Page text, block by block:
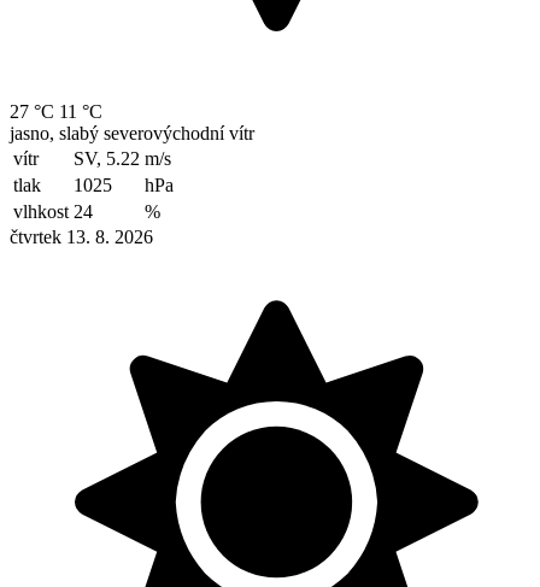
27 °C 11 °C
jasno, slabý severovýchodní vítr
vítr
SV, 5.22 m/s
tlak
1025
hPa
vlhkost 24
%
čtvrtek 13. 8. 2026